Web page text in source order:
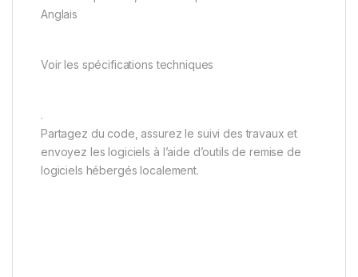
Anglais
Voir les spécifications techniques
.
Partagez du code, assurez le suivi des travaux et
envoyez les logiciels à l’aide d’outils de remise de
logiciels hébergés localement.